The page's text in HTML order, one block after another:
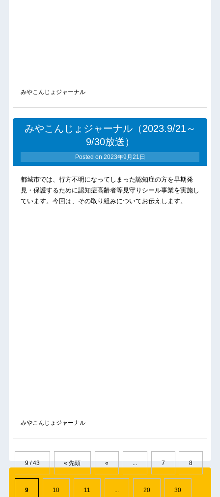
みやこんじょジャーナル
みやこんじょジャーナル（2023.9/21～
9/30放送）
Posted on 2023年9月21日
都城市では、行方不明になってしまった認知症の方を早期発
見・保護するために認知症高齢者等見守りシール事業を実施し
ています。今回は、その取り組みについてお伝えします。
みやこんじょジャーナル
9 / 43 « 先頭 « 7 8
9 10 11 ... 20 30